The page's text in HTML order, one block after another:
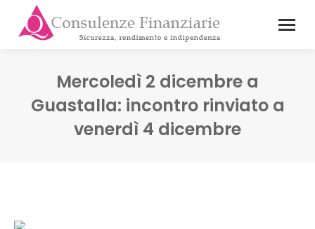
Mercoledì 2 dicembre a
Guastalla: incontro rinviato a
venerdì 4 dicembre